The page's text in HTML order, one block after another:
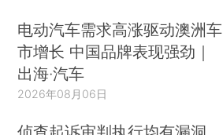
电动汽车需求高涨驱动澳洲车
市增长 中国品牌表现强劲｜
出海·汽车
2026年08月06日